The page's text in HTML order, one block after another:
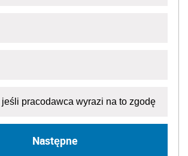
jeśli pracodawca wyrazi na to zgodę
Następne